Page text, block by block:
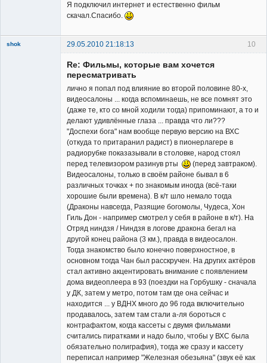
Я подключил интернет и естественно фильм
скачал.Спасибо.
10
shok
29.05.2010 21:18:13
Re: Фильмы, которые вам хочется
пересматривать
лично я попал под влияние во второй половине 80-х,
видеосалоны ... когда вспоминаешь, не все помнят это
(даже те, кто со мной ходили тогда) припоминают, а то и
делают удивлённые глаза ... правда что ли???
"Доспехи бога" нам вообще первую версию на ВХС
(откуда то притаранил радист) в пионерлагере в
радиорубке показазывали в столовке, народ стоял
перед телевизором разинув рты
(перед завтраком).
Видеосалоны, только в своём районе бывал в 6
различных точках + по знакомым иногда (всё-таки
хорошие были времена). В к/т шло немало тогда
(Драконы навсегда, Разящие богомолы, Чудеса, Хон
Гиль Дон - например смотрел у себя в районе в к/т). На
Отряд ниндзя / Ниндзя в логове дракона бегал на
другой конец района (3 км.), правда в видеосалон.
Тогда знакомство было конечно поверхностное, в
основном тогда Чан был расскручен. На других актёров
стал активно акцентировать внимание с появлением
дома видеоплеера в 93 (поездки на Горбушку - сначала
у ДК, затем у метро, потом там где она сейчас и
находится ... у ВДНХ много до 96 года включительно
продавалось, затем там стали а-ля бороться с
контрафактом, когда кассеты с двумя фильмами
считались пиратками и надо было, чтобы у ВХС была
обязательно полиграфия), тогда же сразу и кассету
переписал например "Железная обезьяна" (звук её как